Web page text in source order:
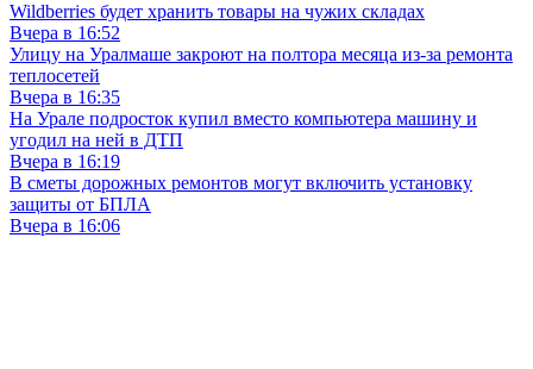
Wildberries будет хранить товары на чужих складах
Вчера в 16:52
Улицу на Уралмаше закроют на полтора месяца из-за ремонта
теплосетей
Вчера в 16:35
На Урале подросток купил вместо компьютера машину и
угодил на ней в ДТП
Вчера в 16:19
В сметы дорожных ремонтов могут включить установку
защиты от БПЛА
Вчера в 16:06